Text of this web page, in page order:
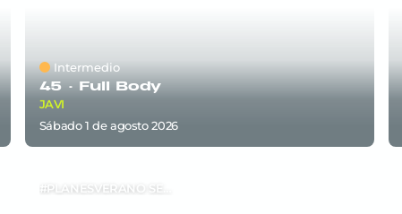
Intermedio
45 · Full Body
JAVI
sábado 1 deagosto 2026